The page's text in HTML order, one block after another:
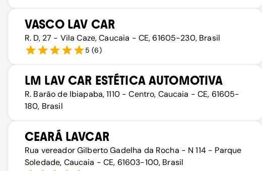
VASCO LAV CAR
R. D, 27 - Vila Caze, Caucaia - CE, 61605-230, Brasil
5 (6)
LM LAV CAR ESTÉTICA AUTOMOTIVA
R. Barão de Ibiapaba, 1110 - Centro, Caucaia - CE, 61605-
180, Brasil
CEARÁ LAVCAR
Rua vereador Gilberto Gadelha da Rocha - N 114 - Parque
Soledade, Caucaia - CE, 61603-100, Brasil